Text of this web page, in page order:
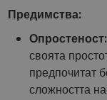
Предимства:
Опростеност:
своята
предпочитат
сложността